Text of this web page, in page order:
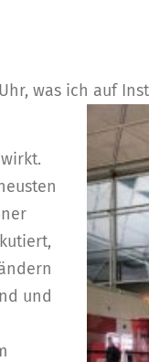
was ich auf
und